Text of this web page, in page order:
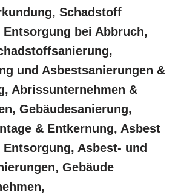
Schadstoff
bei Abbruch,
und Asbestsanierungen &
Abrissunternehmen &
Gebäudesanierung,
& Entkernung, Asbest
Asbest- und
Gebäude